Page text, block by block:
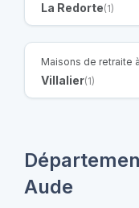
La Redorte(1)
Maisons de retraite à
Villalier(1)
Aude